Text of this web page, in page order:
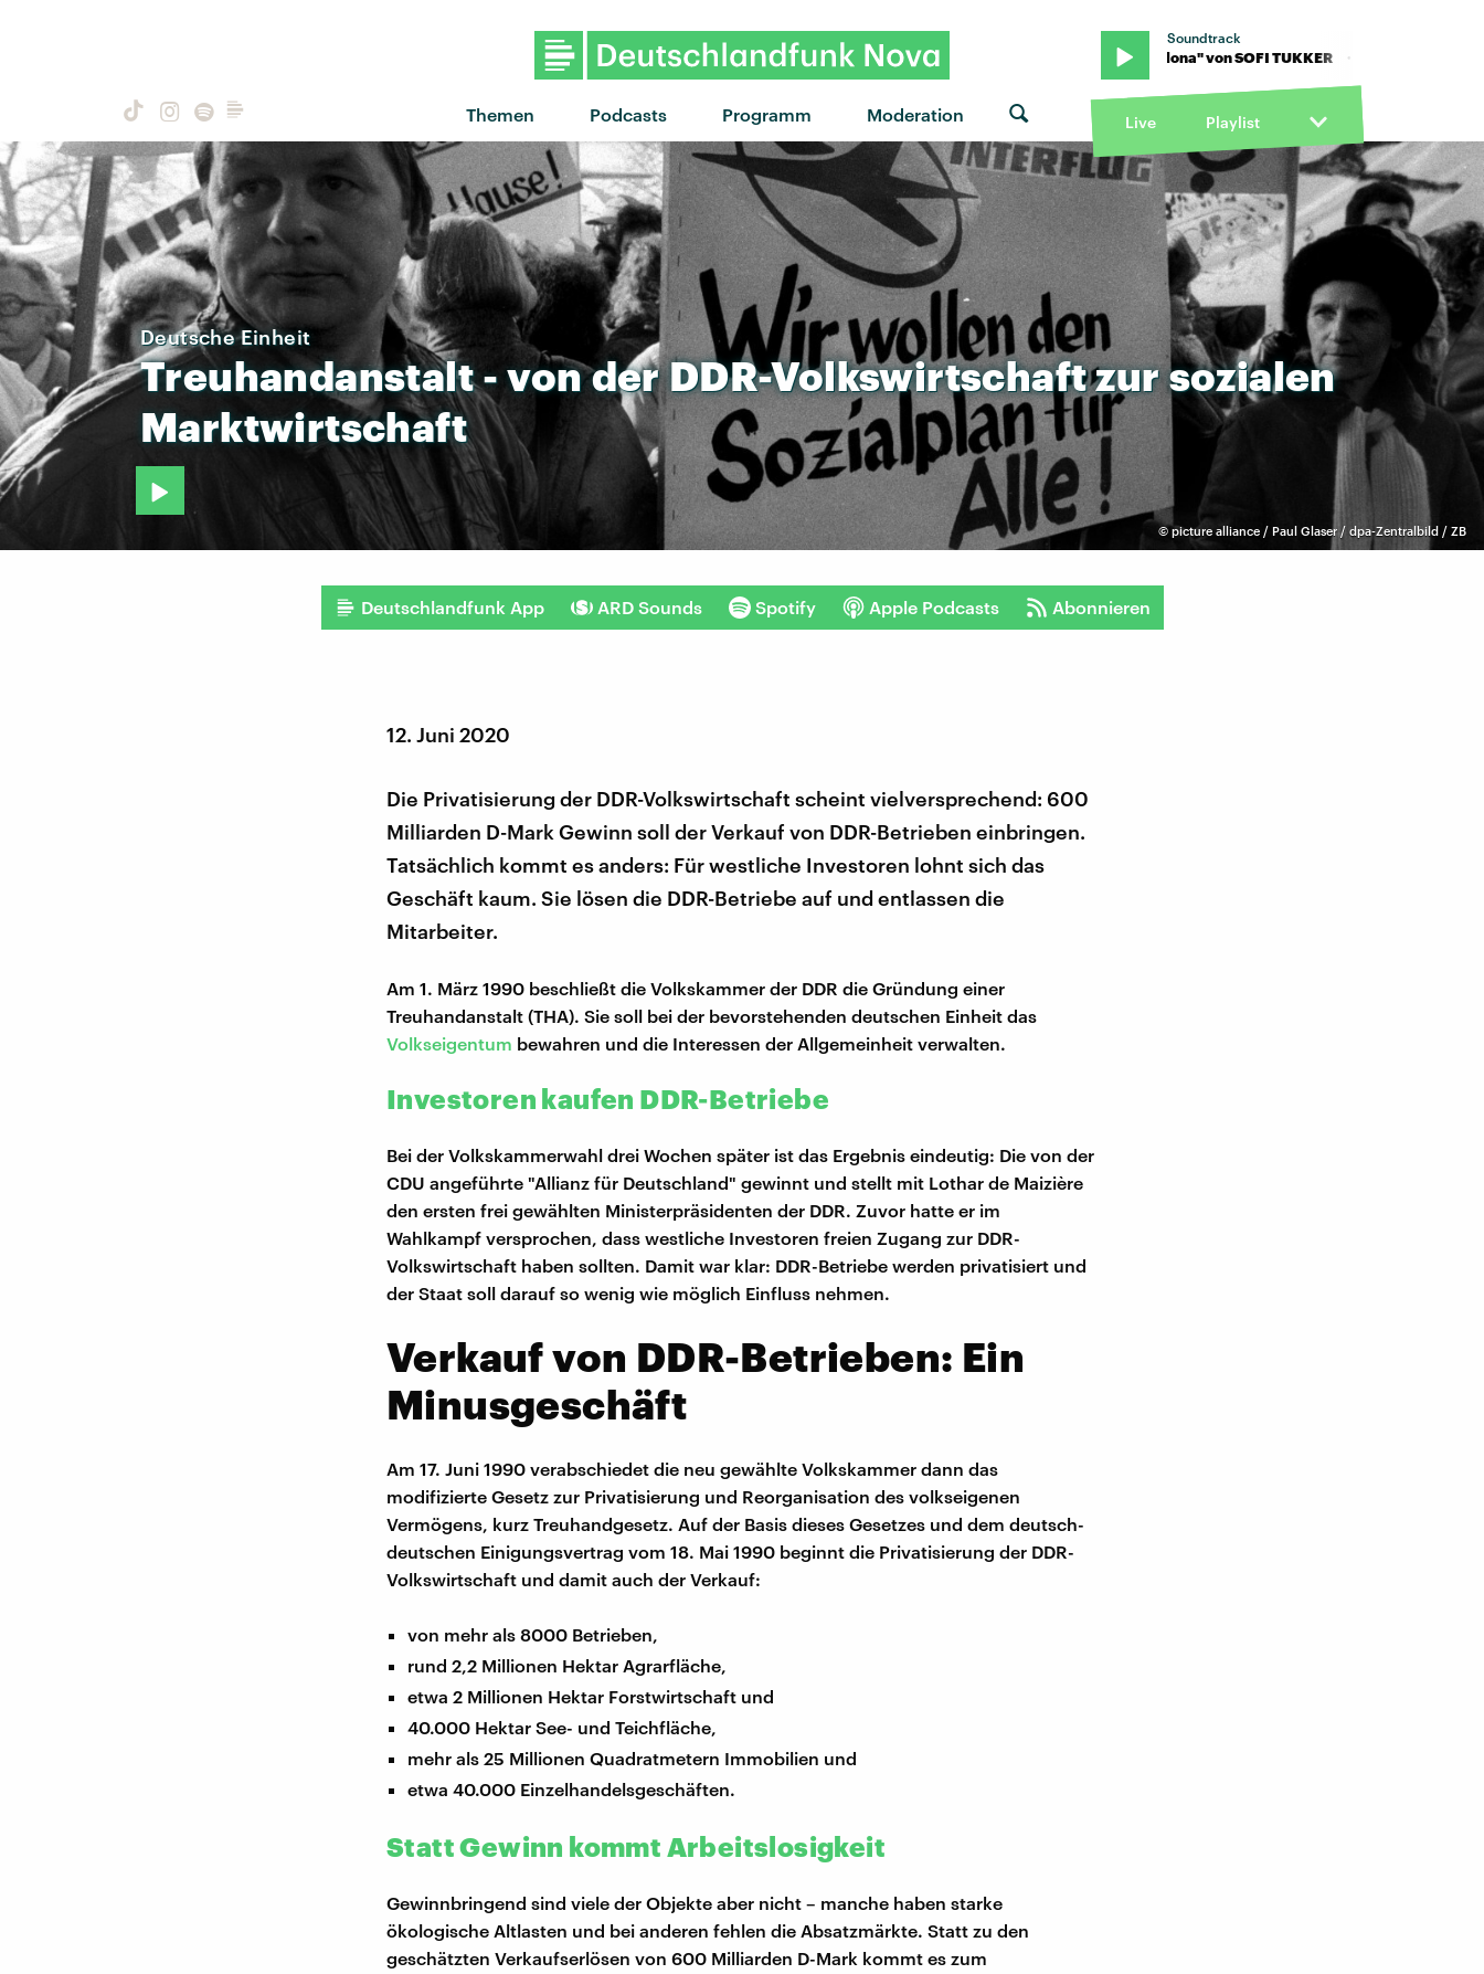
Themen Podcasts Programm Moderation
Soundtrack
"Barthelona" von SOFI TUKKER · "Barthelona" von SOFI TUKKER · "Barthelona" von SOFI
Live Playlist
©picture alliance / Paul Glaser / dpa-Zentralbild / ZB
Deutsche Einheit
Treuhandanstalt- vonderDDR-Volkswirtschaftzursozialen
Marktwirtschaft
Deutschlandfunk App ARD Sounds Spotify Apple Podcasts Abonnieren
12. Juni 2020
Die Privatisierung der DDR-Volkswirtschaft scheint vielversprechend: 600
Milliarden D-Mark Gewinn soll der Verkauf von DDR-Betrieben einbringen.
Tatsächlich kommt es anders: Für westliche Investoren lohnt sich das
Geschäft kaum. Sie lösen die DDR-Betriebe auf und entlassen die
Mitarbeiter.
Am 1. März 1990 beschließt die Volkskammer der DDR die Gründung einer
Treuhandanstalt (THA). Sie soll bei der bevorstehenden deutschen Einheit das
Volkseigentum bewahren und die Interessen der Allgemeinheit verwalten.
Investoren kaufen DDR-Betriebe
Bei der Volkskammerwahl drei Wochen später ist das Ergebnis eindeutig: Die von der
CDU angeführte "Allianz für Deutschland" gewinnt und stellt mit Lothar de Maizière
den ersten frei gewählten Ministerpräsidenten der DDR. Zuvor hatte er im
Wahlkampf versprochen, dass westliche Investoren freien Zugang zur DDR-
Volkswirtschaft haben sollten. Damit war klar: DDR-Betriebe werden privatisiert und
der Staat soll darauf so wenig wie möglich Einfluss nehmen.
Verkauf von DDR-Betrieben: Ein
Minusgeschäft
Am 17. Juni 1990 verabschiedet die neu gewählte Volkskammer dann das
modifizierte Gesetz zur Privatisierung und Reorganisation des volkseigenen
Vermögens, kurz Treuhandgesetz. Auf der Basis dieses Gesetzes und dem deutsch-
deutschen Einigungsvertrag vom 18. Mai 1990 beginnt die Privatisierung der DDR-
Volkswirtschaft und damit auch der Verkauf:
von mehr als 8000 Betrieben,
rund 2,2 Millionen Hektar Agrarfläche,
etwa 2 Millionen Hektar Forstwirtschaft und
40.000 Hektar See- und Teichfläche,
mehr als 25 Millionen Quadratmetern Immobilien und
etwa 40.000 Einzelhandelsgeschäften.
Statt Gewinn kommt Arbeitslosigkeit
Gewinnbringend sind viele der Objekte aber nicht – manche haben starke
ökologische Altlasten und bei anderen fehlen die Absatzmärkte. Statt zu den
geschätzten Verkaufserlösen von 600 Milliarden D-Mark kommt es zum